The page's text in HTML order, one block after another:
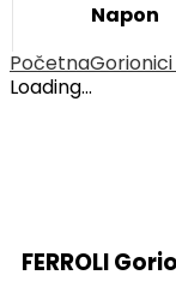
Napon
Početna
Loading...
FERROLI